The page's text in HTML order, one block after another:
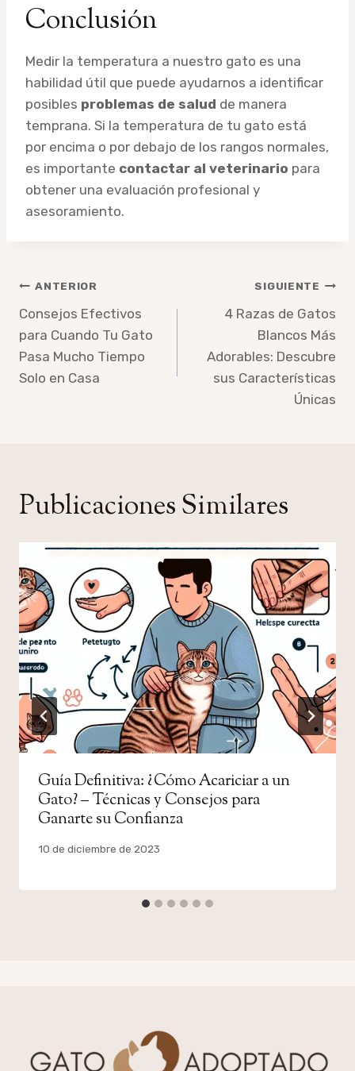
Conclusión
Medir la temperatura a nuestro gato es una
habilidad útil que puede ayudarnos a identificar
posibles problemas de salud de manera
temprana. Si la temperatura de tu gato está
por encima o por debajo de los rangos normales,
es importante contactar al veterinario para
obtener una evaluación profesional y
asesoramiento.
Navegación
de
entradas
ANTERIOR
Consejos Efectivos
para Cuando Tu Gato
Pasa Mucho Tiempo
Solo en Casa
SIGUIENTE
4 Razas de Gatos
Blancos Más
Adorables: Descubre
sus Características
Únicas
Publicaciones Similares
Guía Definitiva: ¿Cómo Acariciar a un
Gato? – Técnicas y Consejos para
Ganarte su Confianza
Por
10 de diciembre de 2023